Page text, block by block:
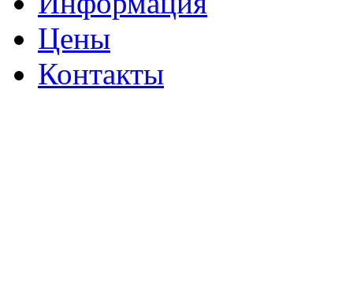
Цены
Контакты